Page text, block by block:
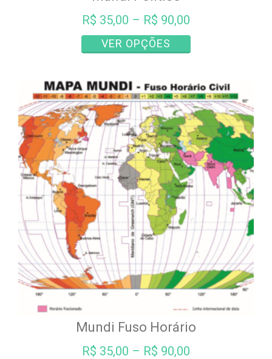
R$ 35,00 – R$ 90,00
VER OPÇÕES
produto
várias
variantes.
As
opções
podem
ser
escolhidas
na
página
produto
Mundi Fuso Horário
R$ 35,00 – R$ 90,00